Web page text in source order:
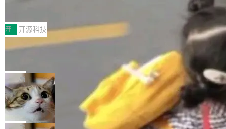
常维护操作，并完整支持 Iceberg V3 格式。
村国家自主创新示范区会议中心开幕。本届大会
由中关村智联软件服务业质量创新联盟主办，以
“智构可信·质创未来——AI原生时代的质量新范
式”为主题，直面AI从实验室走向规模化产业落地
的核心质量命题。会上，《2026智能研发生产力
工具选型手册》发布，Testin云测的Testin XAge
nt智能测试系统入选AI测试领域代表产品。对CI
O而言，这提示了一个转变：AI测试正在从效率
工具升级为企业的质量基础设施。 CIO面对的新
开 开源科技
让非法状态不可表示：一篇关于 ADT
有一种东西，一旦用过就回不去了。Alex Fedos
eev 管它叫"软件设计的基石"。 他说的东西不新
鲜——代数数据类型（ADT），尤其是和类型
（sum type）。但他说清楚了一件事：这不是类
型系统的学术体操，是日常编码的思维方式。 文
章从一个简单的例子切入。一个网站的深色主题
局
Cloudflare 开源内部企业 AI 平台 Clou
dflare OS
Cloudflare 发布了一个开源项目 Cloudflare O
S。如果你只看官方博客，你会觉得这是又一